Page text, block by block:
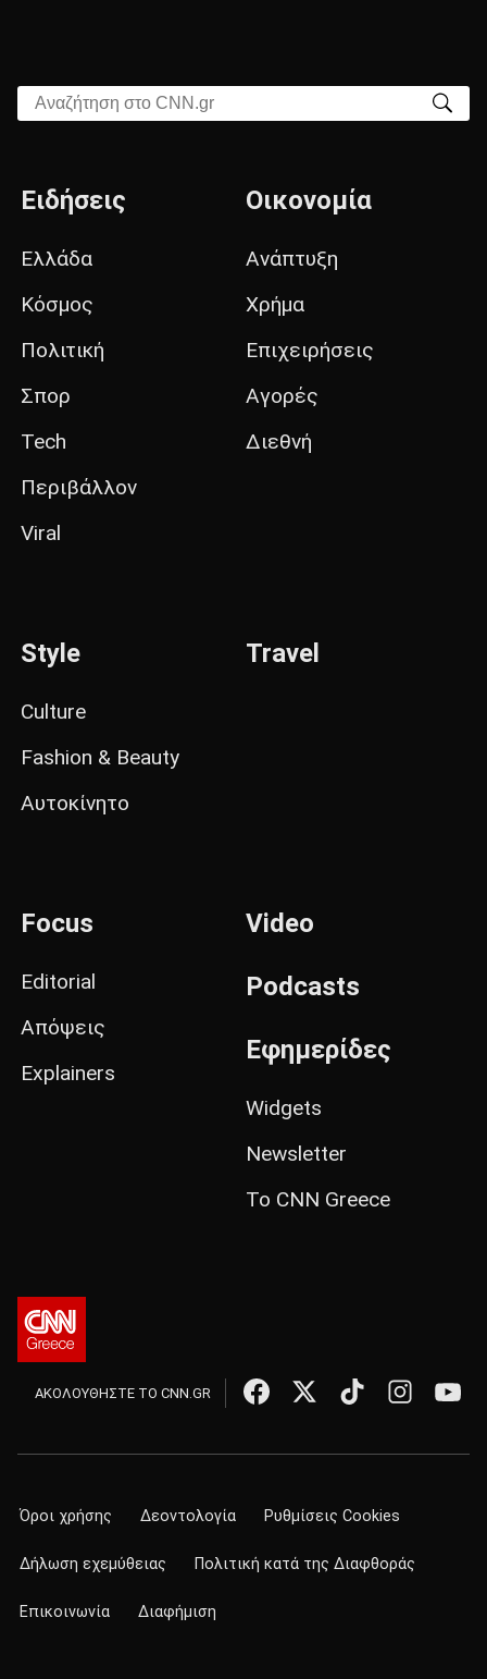
Αναζήτηση στο CNN.gr
Ειδήσεις
Ελλάδα
Κόσμος
Πολιτική
Σπορ
Tech
Περιβάλλον
Viral
Οικονομία
Ανάπτυξη
Χρήμα
Επιχειρήσεις
Αγορές
Διεθνή
Style
Culture
Fashion & Beauty
Αυτοκίνητο
Travel
Focus
Editorial
Απόψεις
Explainers
Video
Podcasts
Εφημερίδες
Widgets
Newsletter
Το CNN Greece
ΑΚΟΛΟΥΘΗΣΤΕ ΤΟ CNN.GR
Όροι χρήσης Δεοντολογία Ρυθμίσεις Cookies
Δήλωση εχεμύθειας Πολιτική κατά της Διαφθοράς
Επικοινωνία Διαφήμιση